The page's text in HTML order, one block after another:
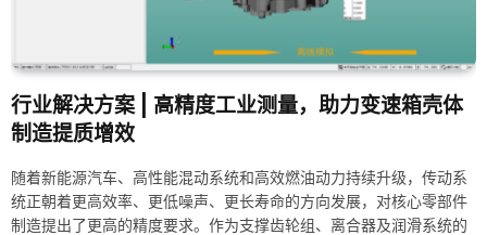
行业解决方案 | 高精度工业测量，助力变速箱壳体
制造提质增效
随着新能源汽车、高性能混动系统和高效燃油动力持续升级，传动系
统正朝着更高效率、更低噪声、更长寿命的方向发展，对核心零部件
制造提出了更高的精度要求。作为支撑齿轮组、离合器及润滑系统的